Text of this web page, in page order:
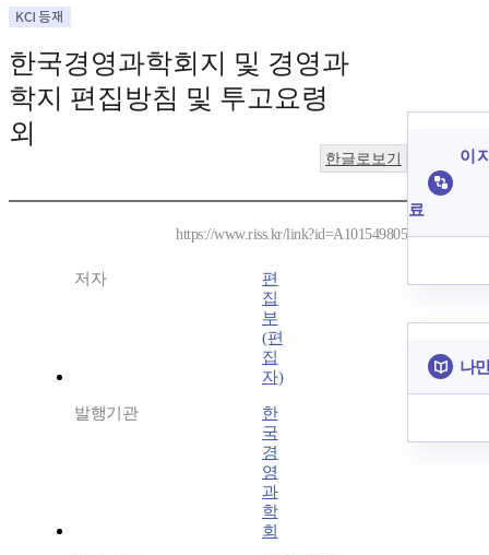
한국경영과학회지 및 경영과
학지 편집방침 및 투고요령
외
한글로보기
https://www.riss.kr/link?id=A101549805
저자
편
집
부
(편
집
자)
발행기관
한
국
경
영
과
학
회
이
료
나